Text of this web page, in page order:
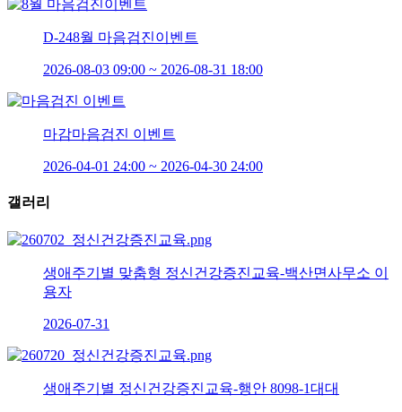
D-248월 마음검진이벤트
2026-08-03 09:00 ~ 2026-08-31 18:00
마감마음검진 이벤트
2026-04-01 24:00 ~ 2026-04-30 24:00
갤러리
생애주기별 맞춤형 정신건강증진교육-백산면사무소 이
용자
2026-07-31
생애주기별 정신건강증진교육-행안 8098-1대대